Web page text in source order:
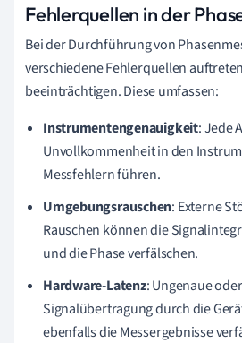
Fehlerquellen in der
Bei der Durchführung von
verschiedene Fehlerquellen
beeinträchtigen. Diese umfassen:
Instrumentengenauigkeit: Jede
Unvollkommenheit in den
Messfehlern führen.
Umgebungsrauschen: Externe
Rauschen können die
und die Phase verfälschen.
Hardware-Latenz: Ungenaue
Signalübertragung durch die
ebenfalls die Messergebnisse